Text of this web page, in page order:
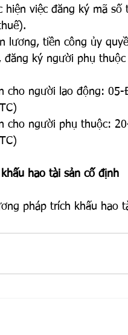
việc đăng ký mã số
lương, tiền công ủy
ký người phụ
cho người lao động: 05-
cho người phụ thuộc:
hao tài sản cố định
pháp trích khấu hao